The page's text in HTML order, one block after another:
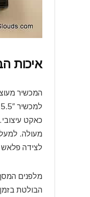
איכות
המכשיר
כאקט
מעולה.
לצידה פלאש